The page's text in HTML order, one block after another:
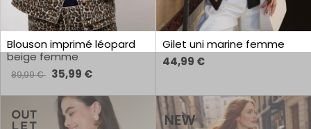
Blouson imprimé léopard
beige femme
89,99 € 35,99 €
Gilet uni marine femme
44,99 €